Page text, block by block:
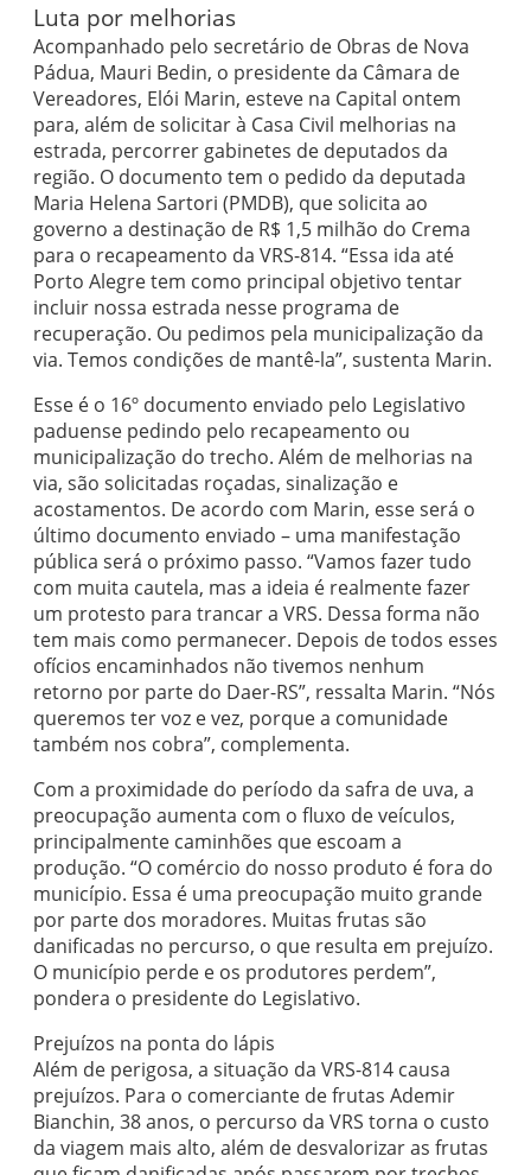
Luta por melhorias
Acompanhado pelo secretário de Obras de Nova
Pádua, Mauri Bedin, o presidente da Câmara de
Vereadores, Elói Marin, esteve na Capital ontem
para, além de solicitar à Casa Civil melhorias na
estrada, percorrer gabinetes de deputados da
região. O documento tem o pedido da deputada
Maria Helena Sartori (PMDB), que solicita ao
governo a destinação de R$ 1,5 milhão do Crema
para o recapeamento da VRS-814. “Essa ida até
Porto Alegre tem como principal objetivo tentar
incluir nossa estrada nesse programa de
recuperação. Ou pedimos pela municipalização da
via. Temos condições de mantê-la”, sustenta Marin.
Esse é o 16º documento enviado pelo Legislativo
paduense pedindo pelo recapeamento ou
municipalização do trecho. Além de melhorias na
via, são solicitadas roçadas, sinalização e
acostamentos. De acordo com Marin, esse será o
último documento enviado – uma manifestação
pública será o próximo passo. “Vamos fazer tudo
com muita cautela, mas a ideia é realmente fazer
um protesto para trancar a VRS. Dessa forma não
tem mais como permanecer. Depois de todos esses
ofícios encaminhados não tivemos nenhum
retorno por parte do Daer-RS”, ressalta Marin. “Nós
queremos ter voz e vez, porque a comunidade
também nos cobra”, complementa.
Com a proximidade do período da safra de uva, a
preocupação aumenta com o fluxo de veículos,
principalmente caminhões que escoam a
produção. “O comércio do nosso produto é fora do
município. Essa é uma preocupação muito grande
por parte dos moradores. Muitas frutas são
danificadas no percurso, o que resulta em prejuízo.
O município perde e os produtores perdem”,
pondera o presidente do Legislativo.
Prejuízos na ponta do lápis
Além de perigosa, a situação da VRS-814 causa
prejuízos. Para o comerciante de frutas Ademir
Bianchin, 38 anos, o percurso da VRS torna o custo
da viagem mais alto, além de desvalorizar as frutas